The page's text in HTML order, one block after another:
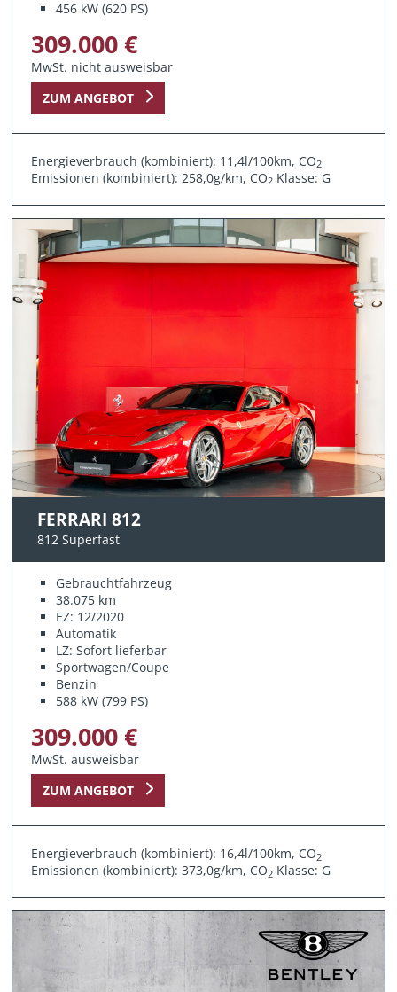
456 kW (620 PS)
309.000 €
MwSt. nicht ausweisbar
ZUM ANGEBOT
Energieverbrauch (kombiniert): 11,4l/100km, CO2
Emissionen (kombiniert): 258,0g/km, CO2 Klasse: G
FERRARI 812
812 Superfast
Gebrauchtfahrzeug
38.075 km
EZ: 12/2020
Automatik
LZ: Sofort lieferbar
Sportwagen/Coupe
Benzin
588 kW (799 PS)
309.000 €
MwSt. ausweisbar
ZUM ANGEBOT
Energieverbrauch (kombiniert): 16,4l/100km, CO2
Emissionen (kombiniert): 373,0g/km, CO2 Klasse: G